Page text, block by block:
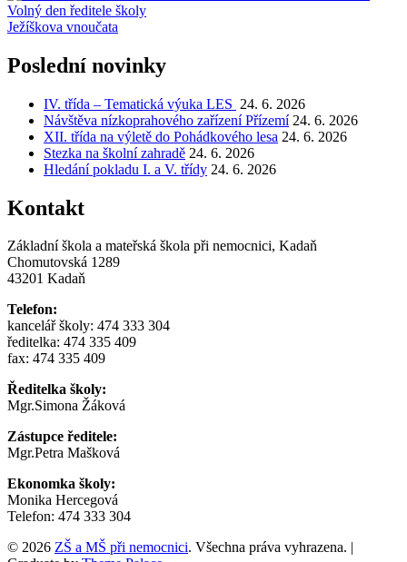
Navigace
pro
příspěvek
Volný den ředitele školy
Ježíškova vnoučata
Poslední novinky
IV. třída – Tematická výuka LES 24. 6. 2026
Návštěva nízkoprahového zařízení Přízemí 24. 6. 2026
XII. třída na výletě do Pohádkového lesa 24. 6. 2026
Stezka na školní zahradě 24. 6. 2026
Hledání pokladu I. a V. třídy 24. 6. 2026
Kontakt
Základní škola a mateřská škola při nemocnici, Kadaň
Chomutovská 1289
43201 Kadaň
Telefon:
kancelář školy: 474 333 304
ředitelka: 474 335 409
fax: 474 335 409
Ředitelka školy:
Mgr.Simona Žáková
Zástupce ředitele:
Mgr.Petra Mašková
Ekonomka školy:
Monika Hercegová
Telefon: 474 333 304
© 2026 ZŠ a MŠ při nemocnici. Všechna práva vyhrazena. |